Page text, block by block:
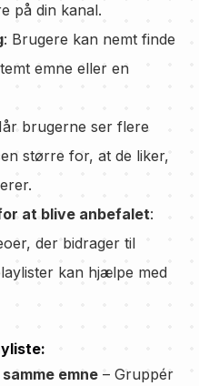
på din kanal.
: Brugere kan nemt finde
emne eller en
brugerne ser flere
større for, at de liker,
at blive anbefalet:
der bidrager til
kan hjælpe med
emne – Gruppér